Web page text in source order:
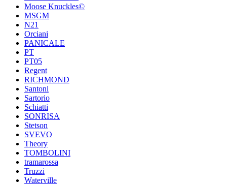
Moose Knuckles©️
MSGM
N21
Orciani
PANICALE
PT
PT05
Regent
RICHMOND
Santoni
Sartorio
Schiatti
SONRISA
Stetson
SVEVO
Theory
TOMBOLINI
tramarossa
Truzzi
Waterville